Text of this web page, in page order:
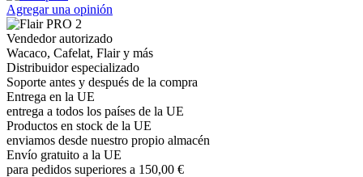
Agregar una opinión
Vendedor autorizado
Wacaco, Cafelat, Flair y más
Distribuidor especializado
Soporte antes y después de la compra
Entrega en la UE
entrega a todos los países de la UE
Productos en stock de la UE
enviamos desde nuestro propio almacén
Envío gratuito a la UE
para pedidos superiores a 150,00 €